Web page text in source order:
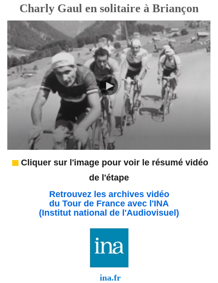
Charly Gaul en solitaire à Briançon
Cliquer sur l'image pour voir le résumé vidéo
de l'étape
Retrouvez les archives vidéo
du Tour de France avec l'INA
(Institut national de l'Audiovisuel)
ina.fr